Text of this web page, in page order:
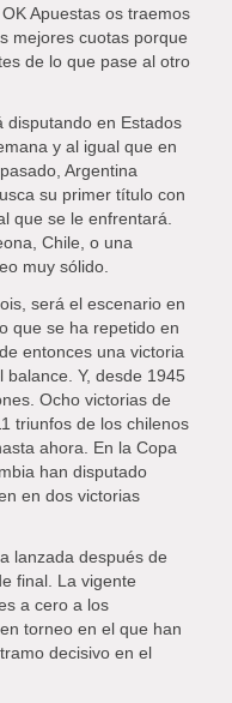
Apuestas os traemos
mejores cuotas porque
de lo que pase al otro
disputando en Estados
y al igual que en
Argentina
su primer título con
que se le enfrentará.
Chile, o una
muy sólido.
será el escenario en
que se ha repetido en
entonces una victoria
Y, desde 1945
Ocho victorias de
triunfos de los chilenos
ahora. En la Copa
han disputado
en dos victorias
lanzada después de
final. La vigente
a cero a los
torneo en el que han
decisivo en el